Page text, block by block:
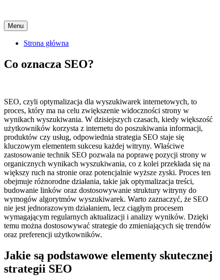
Menu Skip
to
content
Strona główna
Co oznacza SEO?
SEO, czyli optymalizacja dla wyszukiwarek internetowych, to
proces, który ma na celu zwiększenie widoczności strony w
wynikach wyszukiwania. W dzisiejszych czasach, kiedy większość
użytkowników korzysta z internetu do poszukiwania informacji,
produktów czy usług, odpowiednia strategia SEO staje się
kluczowym elementem sukcesu każdej witryny. Właściwe
zastosowanie technik SEO pozwala na poprawę pozycji strony w
organicznych wynikach wyszukiwania, co z kolei przekłada się na
większy ruch na stronie oraz potencjalnie wyższe zyski. Proces ten
obejmuje różnorodne działania, takie jak optymalizacja treści,
budowanie linków oraz dostosowywanie struktury witryny do
wymogów algorytmów wyszukiwarek. Warto zaznaczyć, że SEO
nie jest jednorazowym działaniem, lecz ciągłym procesem
wymagającym regularnych aktualizacji i analizy wyników. Dzięki
temu można dostosowywać strategie do zmieniających się trendów
oraz preferencji użytkowników.
Jakie są podstawowe elementy skutecznej
strategii SEO